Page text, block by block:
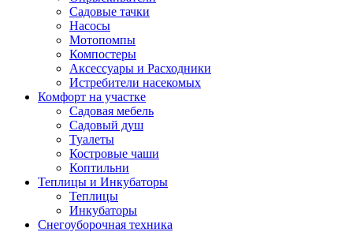
Садовые тачки
Насосы
Мотопомпы
Компостеры
Аксессуары и Расходники
Истребители насекомых
Комфорт на участке
Садовая мебель
Садовый душ
Туалеты
Костровые чаши
Коптильни
Теплицы и Инкубаторы
Теплицы
Инкубаторы
Снегоуборочная техника